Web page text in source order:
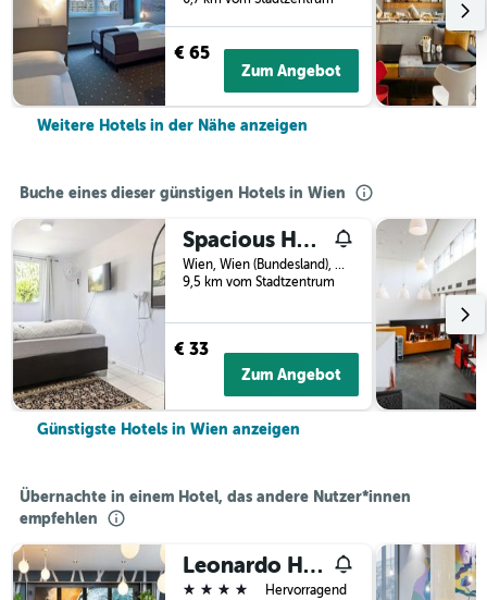
€ 65
Zum Angebot
Weitere Hotels in der Nähe anzeigen
Buche eines dieser günstigen Hotels in Wien
Spacious Home & Garden Free Parking
Wien, Wien (Bundesland), Österreich
9,5 km vom Stadtzentrum
€ 33
Zum Angebot
Günstigste Hotels in Wien anzeigen
Übernachte in einem Hotel, das andere Nutzer*innen
empfehlen
Leonardo Hotel Vienna Hauptbahnhof
4 Sterne
Hervorragend